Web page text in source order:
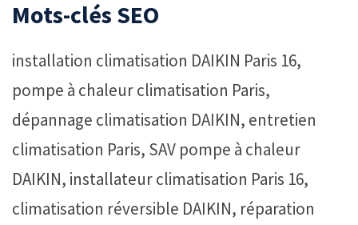
Mots-clés SEO
installation climatisation DAIKIN Paris 16,
pompe à chaleur climatisation Paris,
dépannage climatisation DAIKIN, entretien
climatisation Paris, SAV pompe à chaleur
DAIKIN, installateur climatisation Paris 16,
climatisation réversible DAIKIN, réparation